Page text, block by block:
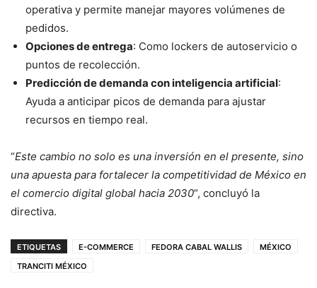
operativa y permite manejar mayores volúmenes de
pedidos.
Opciones de entrega: Como lockers de autoservicio o
puntos de recolección.
Predicción de demanda con inteligencia artificial:
Ayuda a anticipar picos de demanda para ajustar
recursos en tiempo real.
“Este cambio no solo es una inversión en el presente, sino
una apuesta para fortalecer la competitividad de México en
el comercio digital global hacia 2030“, concluyó la
directiva.
ETIQUETAS E-COMMERCE FEDORA CABAL WALLIS
MÉXICO
TRANCITI MÉXICO